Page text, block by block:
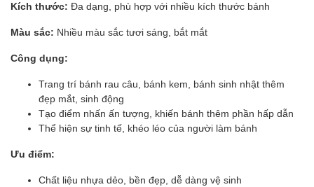
Kích thước: Đa dạng, phù hợp với nhiều kích thước bánh
Màu sắc: Nhiều màu sắc tươi sáng, bắt mắt
Công dụng:
Trang trí bánh rau câu, bánh kem, bánh sinh nhật thêm
đẹp mắt, sinh động
Tạo điểm nhấn ấn tượng, khiến bánh thêm phần hấp dẫn
Thể hiện sự tinh tế, khéo léo của người làm bánh
Ưu điểm:
Chất liệu nhựa dẻo, bền đẹp, dễ dàng vệ sinh